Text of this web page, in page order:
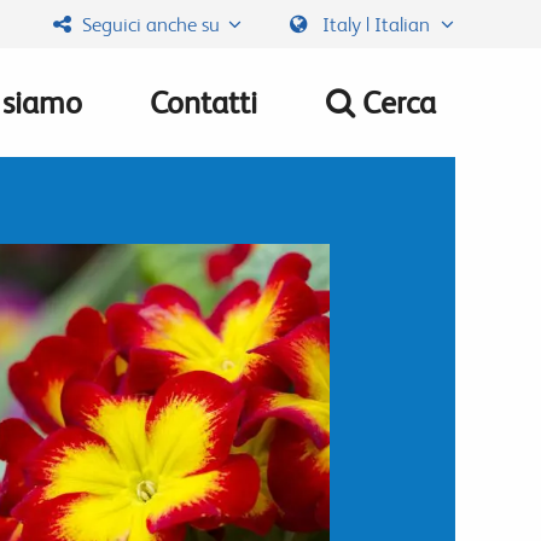
Seguici anche su Italy | Italian
Contatti Cerca